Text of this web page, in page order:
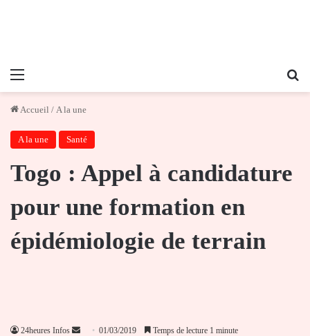
Menu
Accueil / A la une
A la une Santé
Togo : Appel à candidature
pour une formation en
épidémiologie de terrain
24heures Infos
Envoyer01/03/2019 Temps de lecture 1 minute